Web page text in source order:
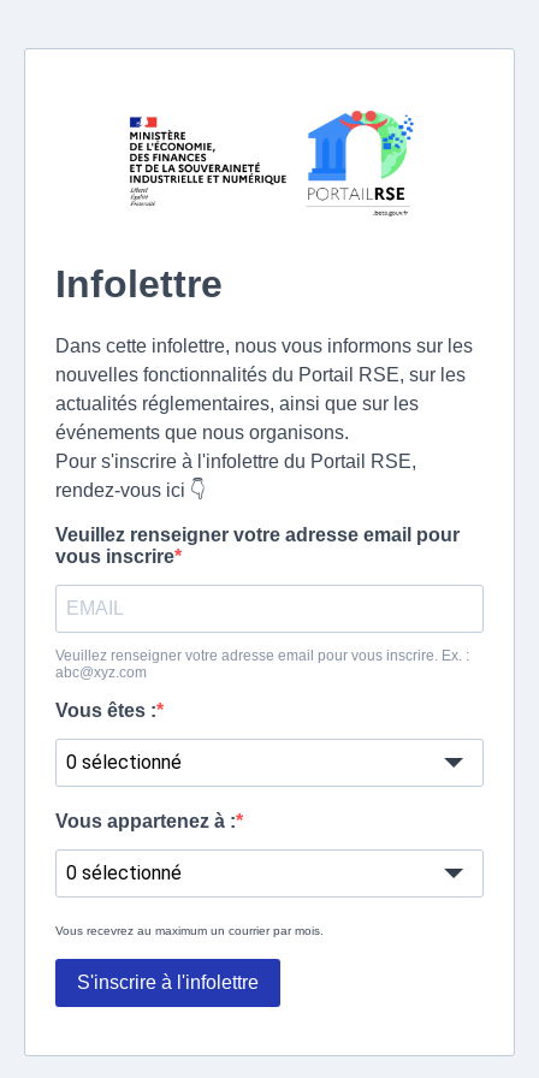
Infolettre
Dans cette infolettre, nous vous informons sur les
nouvelles fonctionnalités du Portail RSE, sur les
actualités réglementaires, ainsi que sur les
événements que nous organisons.
Pour s'inscrire à l'infolettre du Portail RSE,
rendez-vous ici 👇
Veuillez renseigner votre adresse email pour
vous inscrire
Veuillez renseigner votre adresse email pour vous inscrire. Ex. :
abc@xyz.com
Vous êtes :
0 sélectionné
Vous appartenez à :
0 sélectionné
Vous recevrez au maximum un courrier par mois.
S'inscrire à l'infolettre